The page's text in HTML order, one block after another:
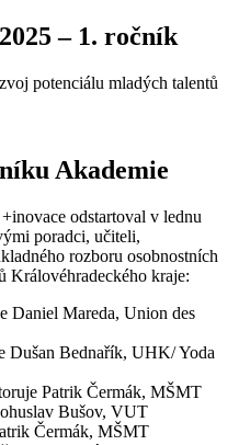
– 1. ročník
potenciálu mladých talentů
Akademie
odstartoval v lednu
poradci, učiteli,
rozboru osobnostních
Královéhradeckého kraje:
Daniel Mareda, Union des
Dušan Bednařík, UHK/ Yoda
Patrik Čermák, MŠMT
Bušov, VUT
Čermák, MŠMT